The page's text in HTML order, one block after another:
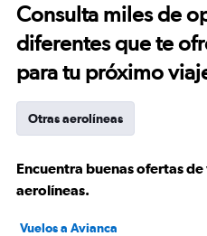
Consulta miles de
diferentes que te
para tu próximo
Otras aerolíneas
Encuentra buenas ofertas
aerolíneas.
Vuelos a Avianca